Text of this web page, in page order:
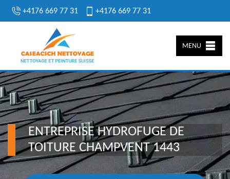
+4176 669 77 31 +4176 669 77 31
MENU
ENTREPRISE HYDROFUGE DE
TOITURE CHAMPVENT 1443